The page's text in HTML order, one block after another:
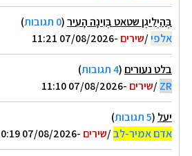
בְּהַיְלִיגֶן שטאט בְּוִינָה הָעִיר(0 תגובות
)
אלפי/שירים -07/08/2026 11:21
בלט נעורים (4 תגובות
)
ZR
/שירים -07/08/2026 11:10
יעל (5 תגובות
)
אדם אמיר-לב/שירים -07/08/2026 10:19